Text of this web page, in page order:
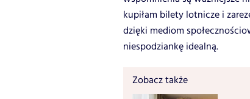
kupiłam bilety lotnicze i
dzięki mediom
niespodziankę idealną.
Zobacz także